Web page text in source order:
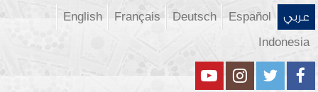
عربي Español
Deutsch
Français
English
Indonesia